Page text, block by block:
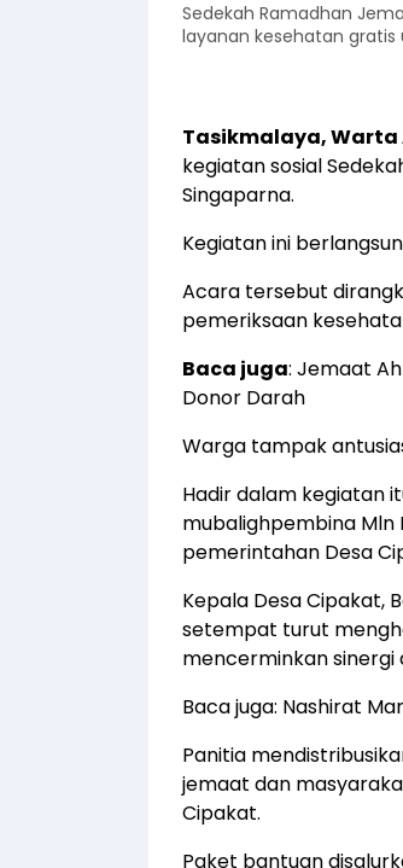
Sedekah Ramadhan
layanan kesehatan gratis
Tasikmalaya,
kegiatan sosial
Singaparna.
Kegiatan ini
Acara tersebut
pemeriksaan
Baca juga: Jemaat
Donor Darah
Warga tampak
Hadir dalam kegiatan
mubalighpembina Mln
pemerintahan Desa
Kepala Desa Cipakat,
setempat turut
mencerminkan
Baca juga: Nashirat
Panitia
jemaat dan
Cipakat.
Paket bantuan